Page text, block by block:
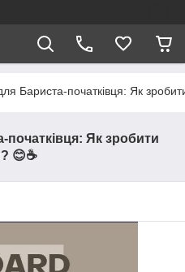
Бариста-початківця: Як
початківця: Як зробити
😊☕